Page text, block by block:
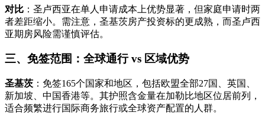
对比 ：圣卢西亚在单人申请成本上优势显著，但家庭申请时两
者差距缩小。需注意，圣基茨房产投资标的更成熟，而圣卢西
亚期房风险需谨慎评估。
三、免签范围：全球通行 vs 区域优势
圣基茨 ：免签165个国家和地区，包括欧盟全部27国、英国、
新加坡、中国香港等。其护照含金量在加勒比地区位居前列，
适合频繁进行国际商务旅行或全球资产配置的人群。